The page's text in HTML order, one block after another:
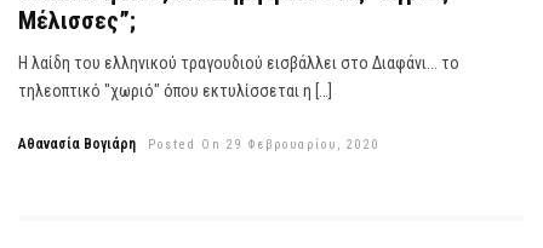
Μέλισσες”;
Η λαίδη του ελληνικού τραγουδιού εισβάλλει στο Διαφάνι... το
τηλεοπτικό "χωριό" όπου εκτυλίσσεται η […]
Αθανασία Βογιάρη Posted On 29 Φεβρουαρίου, 2020